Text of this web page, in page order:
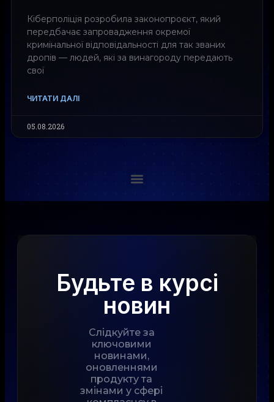
Кіберполіція розробила законопроєкт, який
передбачає запровадження окремої
кримінальної відповідальності для так званих
дропів — людей, які за винагороду передають
свої
ЧИТАТИ ДАЛІ
05.08.2026
Будьте в курсі
новин
Слідкуйте за
ключовими
новинами,
оновленнями
продукту та
змінами у сфері